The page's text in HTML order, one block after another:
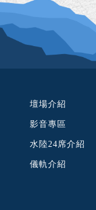
壇場介紹
影音專區
水陸24席介紹
儀軌介紹